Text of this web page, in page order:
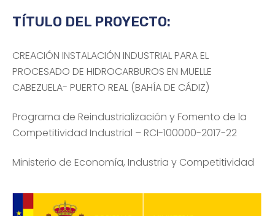
TÍTULO DEL PROYECTO:
CREACIÓN INSTALACIÓN INDUSTRIAL PARA EL
PROCESADO DE HIDROCARBUROS EN MUELLE
CABEZUELA- PUERTO REAL (BAHÍA DE CÁDIZ)
Programa de Reindustrialización y Fomento de la
Competitividad Industrial – RCI-100000-2017-22
Ministerio de Economía, Industria y Competitividad